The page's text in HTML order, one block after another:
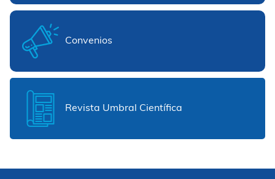
Convenios
Revista Umbral Científica